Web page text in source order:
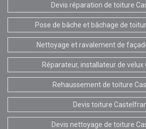
Devis réparation de toiture
Pose de bâche et bâchage de
Nettoyage et ravalement de
Réparateur, installateur de
Rehaussement de toiture
Devis toiture
Devis nettoyage de toiture